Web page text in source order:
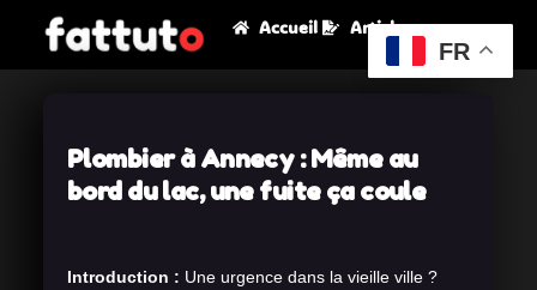
Accueil Articles
Plombier à Annecy : Même au
bord du lac, une fuite ça coule
Introduction : Une urgence dans la vieille ville ?
FR